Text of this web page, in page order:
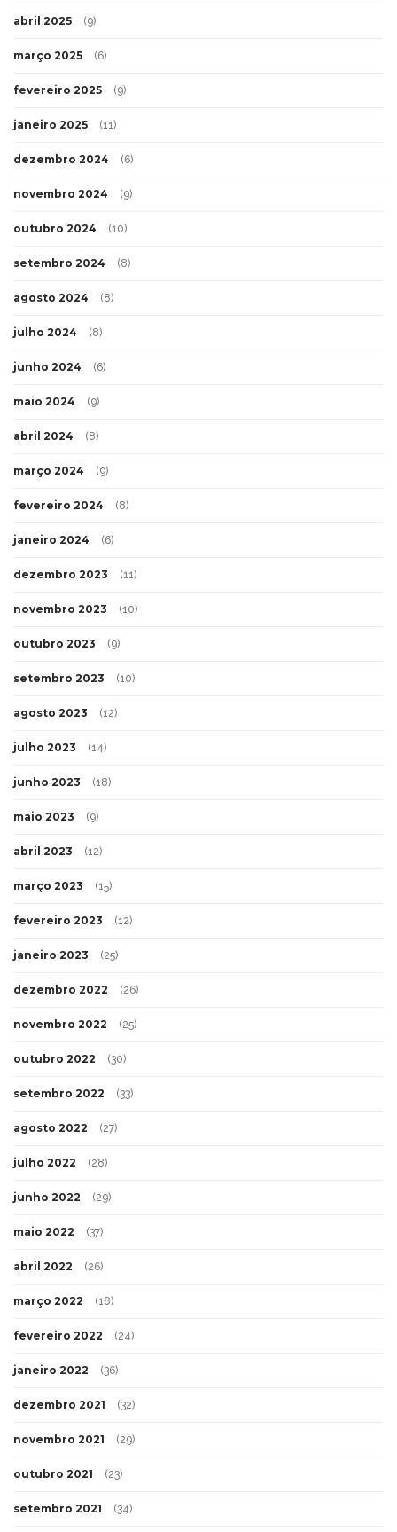
abril 2025 (9)
março 2025 (6)
fevereiro 2025 (9)
janeiro 2025 (11)
dezembro 2024 (6)
novembro 2024 (9)
outubro 2024 (10)
setembro 2024 (8)
agosto 2024 (8)
julho 2024 (8)
junho 2024 (6)
maio 2024 (9)
abril 2024 (8)
março 2024 (9)
fevereiro 2024 (8)
janeiro 2024 (6)
dezembro 2023 (11)
novembro 2023 (10)
outubro 2023 (9)
setembro 2023 (10)
agosto 2023 (12)
julho 2023 (14)
junho 2023 (18)
maio 2023 (9)
abril 2023 (12)
março 2023 (15)
fevereiro 2023 (12)
janeiro 2023 (25)
dezembro 2022 (26)
novembro 2022 (25)
outubro 2022 (30)
setembro 2022 (33)
agosto 2022 (27)
julho 2022 (28)
junho 2022 (29)
maio 2022 (37)
abril 2022 (26)
março 2022 (18)
fevereiro 2022 (24)
janeiro 2022 (36)
dezembro 2021 (32)
novembro 2021 (29)
outubro 2021 (23)
setembro 2021 (34)